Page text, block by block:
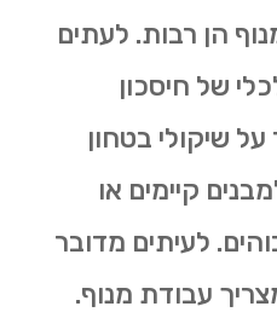
הן רבות. לעתים
של חיסכון
שיקולי בטחון
קיימים או
לעיתים מדובר
עבודת מנוף.